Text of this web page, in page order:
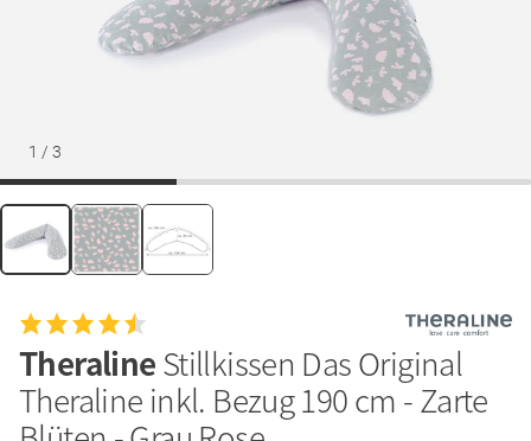
1 / 3
TheralineStillkissen Das Original
Theraline inkl. Bezug 190 cm - Zarte